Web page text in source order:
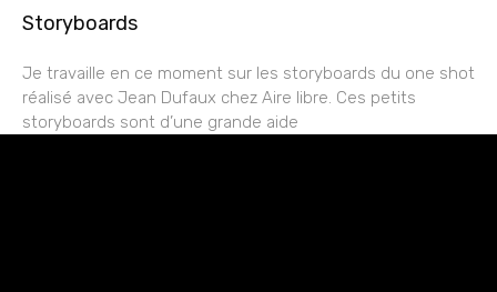
Storyboards
Je travaille en ce moment sur les storyboards du one shot
réalisé avec Jean Dufaux chez Aire libre. Ces petits
storyboards sont d’une grande aide